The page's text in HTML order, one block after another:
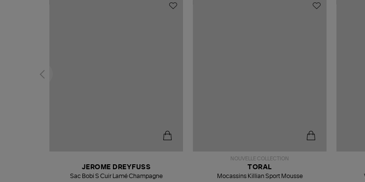
JEROME DREYFUSS
Sac Bobi S Cuir Lamé Champagne
NOUVELLE COLLECTION
TORAL
Mocassins Killian Sport Mousse